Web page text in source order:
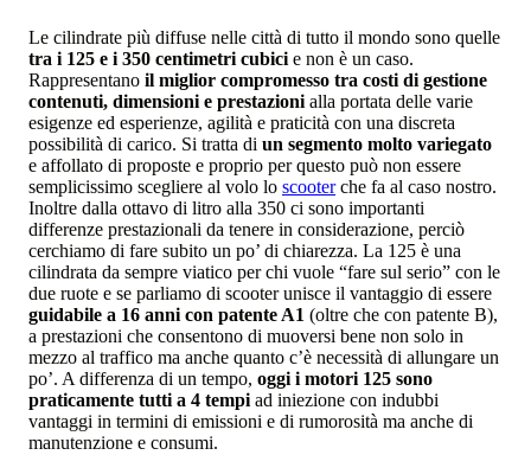
Le cilindrate più diffuse nelle città di tutto il mondo sono quelle
tra i 125 e i 350 centimetri cubici e non è un caso.
Rappresentano il miglior compromesso tra costi di gestione
contenuti, dimensioni e prestazioni alla portata delle varie
esigenze ed esperienze, agilità e praticità con una discreta
possibilità di carico. Si tratta di un segmento molto variegato
e affollato di proposte e proprio per questo può non essere
semplicissimo scegliere al volo lo scooterche fa al caso nostro.
Inoltre dalla ottavo di litro alla 350 ci sono importanti
differenze prestazionali da tenere in considerazione, perciò
cerchiamo di fare subito un po’ di chiarezza. La 125 è una
cilindrata da sempre viatico per chi vuole “fare sul serio” con le
due ruote e se parliamo di scooter unisce il vantaggio di essere
guidabile a 16 anni con patente A1 (oltre che con patente B),
a prestazioni che consentono di muoversi bene non solo in
mezzo al traffico ma anche quanto c’è necessità di allungare un
po’. A differenza di un tempo, oggi i motori 125 sono
praticamente tutti a 4 tempi ad iniezione con indubbi
vantaggi in termini di emissioni e di rumorosità ma anche di
manutenzione e consumi.